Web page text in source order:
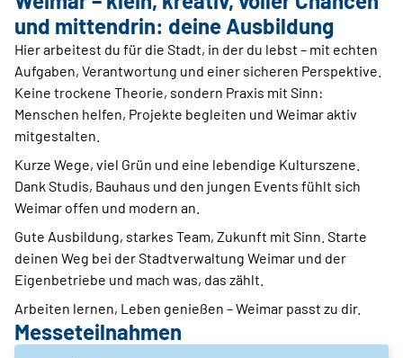
und mittendrin: deine Ausbildung
Hier arbeitest du für die Stadt, in der du lebst – mit echten
Aufgaben, Verantwortung und einer sicheren Perspektive.
Keine trockene Theorie, sondern Praxis mit Sinn:
Menschen helfen, Projekte begleiten und Weimar aktiv
mitgestalten.
Kurze Wege, viel Grün und eine lebendige Kulturszene.
Dank Studis, Bauhaus und den jungen Events fühlt sich
Weimar offen und modern an.
Gute Ausbildung, starkes Team, Zukunft mit Sinn. Starte
deinen Weg bei der Stadtverwaltung Weimar und der
Eigenbetriebe und mach was, das zählt.
Arbeiten lernen, Leben genießen – Weimar passt zu dir.
Messeteilnahmen